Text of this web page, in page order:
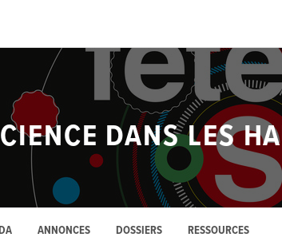
DANS LES
ANNONCES DOSSIERS RESSOURCES